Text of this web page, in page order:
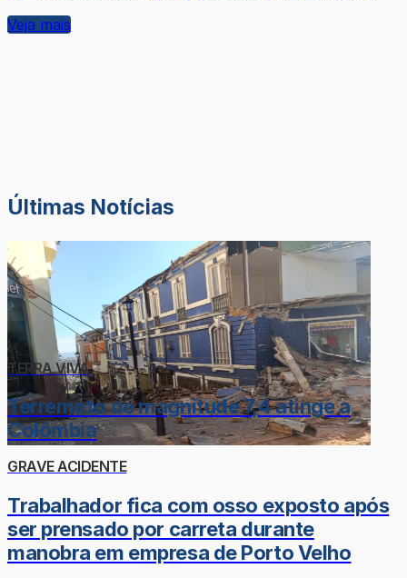
Veja mais
Últimas Notícias
TERRA VIVA
Terremoto de magnitude 7,4 atinge a
Colômbia
GRAVE ACIDENTE
Trabalhador fica com osso exposto após
ser prensado por carreta durante
manobra em empresa de Porto Velho